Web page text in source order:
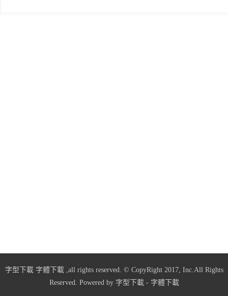
字型下載 字體下載,all rights reserved. © CopyRight 2017, Inc.All Rights
Reserved. Powered by 字型下載- 字體下載